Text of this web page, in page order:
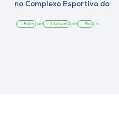
no Complexo Esportivo da
Extensão Comunidade Notícia